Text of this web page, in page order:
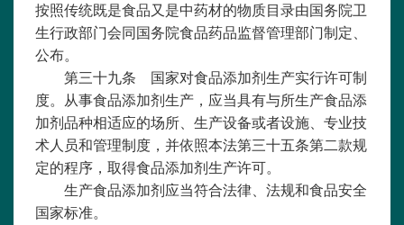
按照传统既是食品又是中药材的物质目录由国务院卫
生行政部门会同国务院食品药品监督管理部门制定、
公布。
第三十九条 国家对食品添加剂生产实行许可制
度。从事食品添加剂生产，应当具有与所生产食品添
加剂品种相适应的场所、生产设备或者设施、专业技
术人员和管理制度，并依照本法第三十五条第二款规
定的程序，取得食品添加剂生产许可。
生产食品添加剂应当符合法律、法规和食品安全
国家标准。